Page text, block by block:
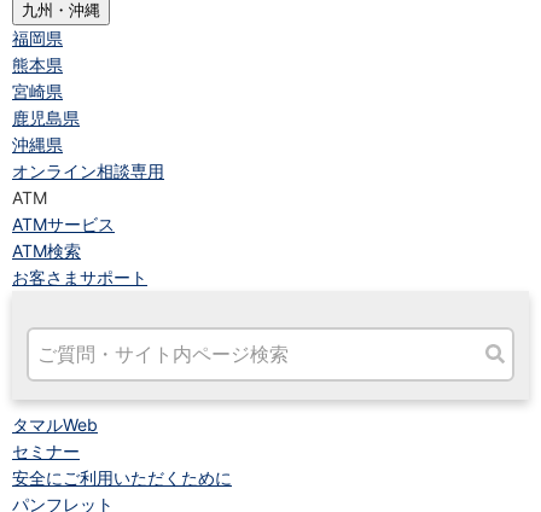
九州・沖縄
福岡県
熊本県
宮崎県
鹿児島県
沖縄県
オンライン相談専用
ATM
ATMサービス
ATM検索
お客さまサポート
タマルWeb
セミナー
安全にご利用いただくために
パンフレット